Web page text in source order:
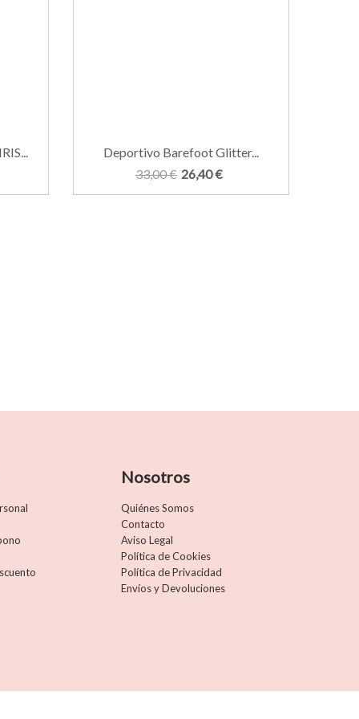
Deportivo Barefoot Glitter...
33,00 € 26,40 €
Nosotros
Quiénes Somos
Contacto
Aviso Legal
Política de Cookies
Política de Privacidad
Envíos y Devoluciones